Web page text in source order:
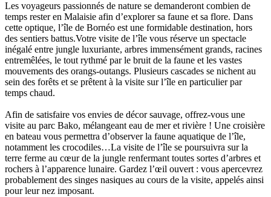
Les voyageurs passionnés de nature se demanderont combien de
temps rester en Malaisie afin d’explorer sa faune et sa flore. Dans
cette optique, l’île de Bornéo est une formidable destination, hors
des sentiers battus.Votre visite de l’île vous réserve un spectacle
inégalé entre jungle luxuriante, arbres immensément grands, racines
entremêlées, le tout rythmé par le bruit de la faune et les vastes
mouvements des orangs-outangs. Plusieurs cascades se nichent au
sein des forêts et se prêtent à la visite sur l’île en particulier par
temps chaud.
Afin de satisfaire vos envies de décor sauvage, offrez-vous une
visite au parc Bako, mélangeant eau de mer et rivière ! Une croisière
en bateau vous permettra d’observer la faune aquatique de l’île,
notamment les crocodiles…La visite de l’île se poursuivra sur la
terre ferme au cœur de la jungle renfermant toutes sortes d’arbres et
rochers à l’apparence lunaire. Gardez l’œil ouvert : vous apercevrez
probablement des singes nasiques au cours de la visite, appelés ainsi
pour leur nez imposant.